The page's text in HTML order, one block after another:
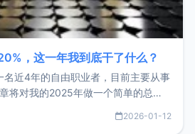
，这一年我到底干了什么？
近4年的自由职业者，目前主要从事
将对我的2025年做一个简单的总
很充实，2026年不求突破，但求保
2026-01-12